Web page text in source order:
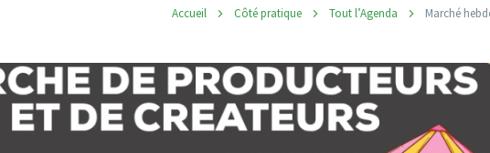
Accueil Côté pratique Tout l’Agenda Marché